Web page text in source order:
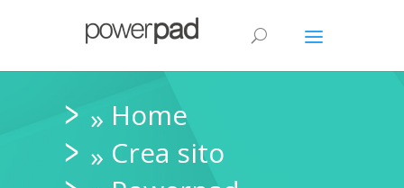
» Home
» Crea sito